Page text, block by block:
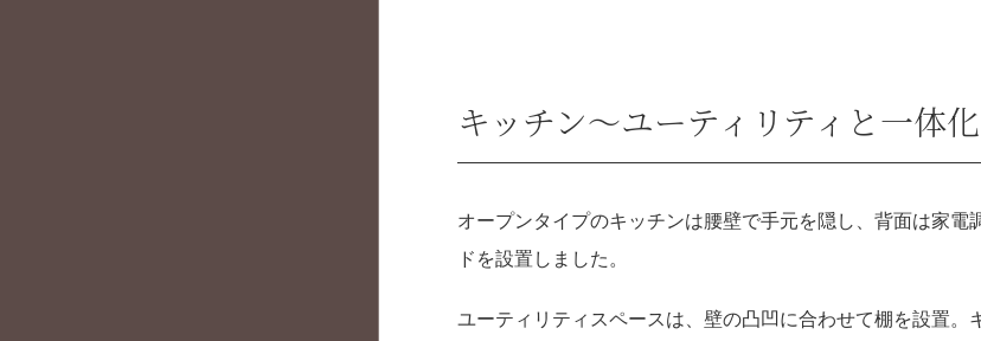
キッチン～ユーティリティと一体化
オープンタイプのキッチンは腰壁で手元を隠し、背面は家
ドを設置しました。
ユーティリティスペースは、壁の凸凹に合わせて棚を設置。